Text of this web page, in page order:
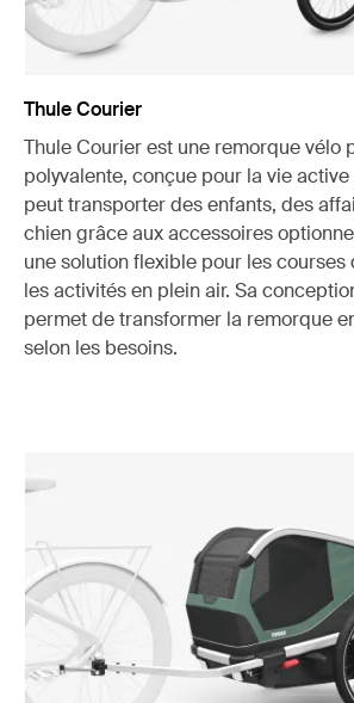
Thule Courier
Thule Courier est une remorque vélo
polyvalente, conçue pour la vie
peut transporter des enfants, des
chien grâce aux accessoires
une solution flexible pour les courses
les activités en plein air. Sa
permet de transformer la remorque
selon les besoins.